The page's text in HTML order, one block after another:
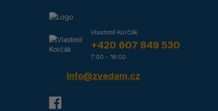
Vlastimil Korčák
+420 607 849 530
7:00 - 16:00
info@zvedam.cz